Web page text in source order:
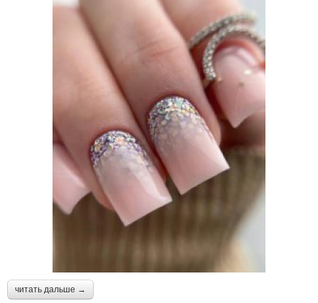
читать дальше →